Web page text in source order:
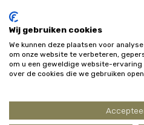
Wij gebruiken cookies
We kunnen deze plaatsen voor
om onze website te verbeteren,
om u een geweldige website-
over de cookies die we gebruiken